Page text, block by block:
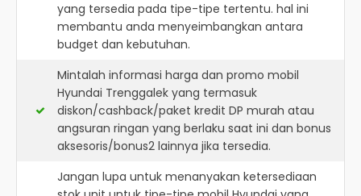
yang tersedia pada tipe-tipe tertentu. hal ini
membantu anda menyeimbangkan antara
budget dan kebutuhan.
Mintalah informasi harga dan promo mobil
Hyundai Trenggalek yang termasuk
diskon/cashback/paket kredit DP murah atau
angsuran ringan yang berlaku saat ini dan bonus
aksesoris/bonus2 lainnya jika tersedia.
Jangan lupa untuk menanyakan ketersediaan